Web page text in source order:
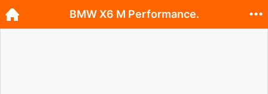
BMW X6 M Performance.